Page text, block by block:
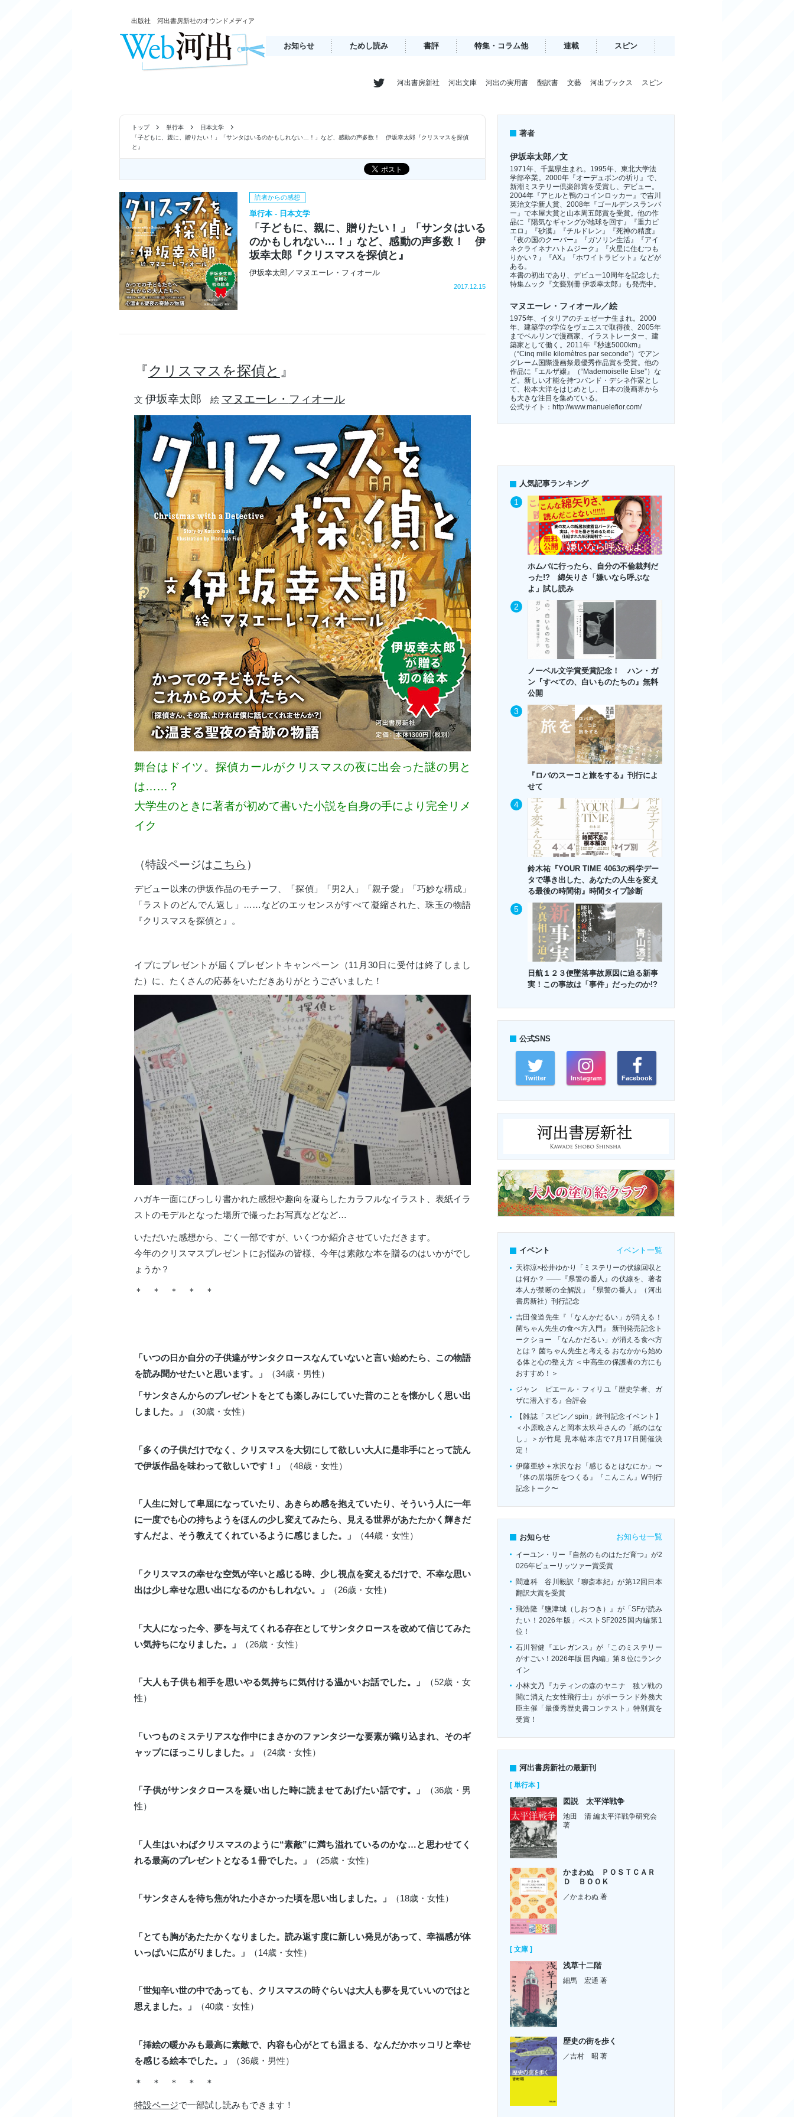
出版社 河出書房新社のオウンドメディア
お知らせ ためし読み 書評 特集・コラム他 連載 スピン
河出書房新社 河出文庫 河出の実用書 翻訳書 文藝 河出ブックス スピン
トップ 単行本
日本文学
「子どもに、親に、贈りたい！」「サンタはいるのかもしれない…！」など、感動の声多数！ 伊坂幸太郎『クリスマスを探偵
と』
読者からの感想
単行本 - 日本文学
「子どもに、親に、贈りたい！」「サンタはいる
のかもしれない…！」など、感動の声多数！ 伊
坂幸太郎『クリスマスを探偵と』
伊坂幸太郎／マヌエーレ・フィオール
2017.12.15
『クリスマス を探偵と 』
文 伊坂幸太郎 絵 マヌエーレ ・ フィオール
舞台はドイツ 。 探偵カールがクリスマスの夜に出会った謎の男と
は……？
大学生のときに著者が初めて書いた小説を自身の手により完全リメ
イク
（特設ページはこちら ）
デビュー以来の伊坂作品のモチーフ、「探偵」「男2人」「親子愛」「巧妙な構成」
「ラストのどんでん返し」……などのエッセンスがすべて凝縮された、珠玉の物語
『クリスマスを探偵と』。
イブにプレゼントが届くプレゼントキャンペーン（11月30日に受付は終了しまし
た）に、たくさんの応募をいただきありがとうございました！
ハガキ一面にびっしり書かれた感想や趣向を凝らしたカラフルなイラスト、表紙イラ
ストのモデルとなった場所で撮ったお写真などなど…
いただいた感想から、ごく一部ですが、いくつか紹介させていただきます。
今年のクリスマスプレゼントにお悩みの皆様、今年は素敵な本を贈るのはいかがでし
ょうか？
＊ ＊ ＊ ＊ ＊
「いつの日か自分の子供達がサンタクロースなんていないと言い始めたら、この物語
を読み聞かせたいと思います。」
（34歳・男性）
「サンタさんからのプレゼントをとても楽しみにしていた昔のことを懐かしく思い出
しました。」
（30歳・女性）
「多くの子供だけでなく、クリスマスを大切にして欲しい大人に是非手にとって読ん
で伊坂作品を味わって欲しいです！」
（48歳・女性）
「人生に対して卑屈になっていたり、あきらめ感を抱えていたり、そういう人に一年
に一度でも心の持ちようをほんの少し変えてみたら、見える世界があたたかく輝きだ
すんだよ、そう教えてくれているように感じました。」
（44歳・女性）
「クリスマスの幸せな空気が辛いと感じる時、少し視点を変えるだけで、不幸な思い
出は少し幸せな思い出になるのかもしれない。」
（26歳・女性）
「大人になった今、夢を与えてくれる存在としてサンタクロースを改めて信じてみた
い気持ちになりました。」
（26歳・女性）
「大人も子供も相手を思いやる気持ちに気付ける温かいお話でした。」
（52歳・女
性）
「いつものミステリアスな作中にまさかのファンタジーな要素が織り込まれ、そのギ
ャップにほっこりしました。」
（24歳・女性）
「子供がサンタクロースを疑い出した時に読ませてあげたい話です。」
（36歳・男
性）
「人生はいわばクリスマスのように“素敵”に満ち溢れているのかな…と思わせてく
れる最高のプレゼントとなる１冊でした。」
（25歳・女性）
「サンタさんを待ち焦がれた小さかった頃を思い出しました。」 （18歳・女性）
「とても胸があたたかくなりました。読み返す度に新しい発見があって、幸福感が体
いっぱいに広がりました。」
（14歳・女性）
「世知辛い世の中であっても、クリスマスの時ぐらいは大人も夢を見ていいのではと
思えました。」
（40歳・女性）
「挿絵の暖かみも最高に素敵で、内容も心がとても温まる、なんだかホッコリと幸せ
を感じる絵本でした。」
（36歳・男性）
＊ ＊ ＊ ＊ ＊
特設ページで一部試し読みもできます！
著者
伊坂幸太郎／文
1971年、千葉県生まれ。1995年、東北大学法
学部卒業。2000年『オーデュボンの祈り』で、
新潮ミステリー倶楽部賞を受賞し、デビュー。
2004年『アヒルと鴨のコインロッカー』で吉川
英治文学新人賞、2008年『ゴールデンスランバ
ー』で本屋大賞と山本周五郎賞を受賞。他の作
品に『陽気なギャングが地球を回す』『重力ピ
エロ』『砂漠』『チルドレン』『死神の精度』
『夜の国のクーパー』『ガソリン生活』『アイ
ネクライネナハトムジーク』『火星に住むつも
りかい？』『AX』『ホワイトラビット』などが
ある。
本書の初出であり、デビュー10周年を記念した
特集ムック『文藝別冊 伊坂幸太郎 』も発売中。
マヌエーレ・フィオール／絵
1975年、イタリアのチェゼーナ生まれ。2000
年、建築学の学位をヴェニスで取得後、2005年
までベルリンで漫画家、イラストレーター、建
築家として働く。2011年『秒速5000km』
（“Cinq mille kilomètres par seconde”）でアン
グレーム国際漫画祭最優秀作品賞を受賞。他の
作品に『エルザ嬢』（“Mademoiselle Else”）な
ど。新しい才能を持つバンド・デシネ作家とし
て、松本大洋をはじめとし、日本の漫画界から
も大きな注目を集めている。
公式サイト： http://www.manuelefior.com/
人気記事ランキング
ホムパに行ったら、自分の不倫裁判だ
った!? 綿矢りさ「嫌いなら呼ぶな
よ」試し読み
ノーベル文学賞受賞記念！ ハン・ガ
ン『すべての、白いものたちの』無料
公開
『ロバのスーコと旅をする』刊行によ
せて
鈴木祐『YOUR TIME 4063の科学デー
タで導き出した、あなたの人生を変え
る最後の時間術』時間タイプ診断
日航１２３便墜落事故原因に迫る新事
実！この事故は「事件」だったのか!?
公式SNS
Twitter Instagram Facebook
イベント イベント一覧
天祢涼×松井ゆかり「ミステリーの伏線回収と
は何か？ ――『県警の番人』の伏線を、著者
本人が禁断の全解説」『県警の番人』（河出
書房新社）刊行記念
吉田俊道先生『「なんかだるい」が消える！
菌ちゃん先生の食べ方入門』 新刊発売記念ト
ークショー 「なんかだるい」が消える食べ方
とは？ 菌ちゃん先生と考える おなかから始め
る体と心の整え方 ＜中高生の保護者の方にも
おすすめ！＞
ジャン゠ピエール・フィリユ『歴史学者、ガ
ザに潜入する』合評会
【雑誌「スピン／spin」終刊記念イベント】
＜小原晩さんと岡本太玖斗さんの「紙のはな
し」＞が竹尾 見本帖本店で7月17日開催決
定！
伊藤亜紗＋水沢なお「感じるとはなにか」〜
『体の居場所をつくる』『こんこん』W刊行
記念トーク〜
お知らせ お知らせ一覧
イーユン・リー『自然のものはただ育つ』が2
026年ピューリッツァー賞受賞
閻連科 谷川毅訳『聊斎本紀』が第12回日本
翻訳大賞を受賞
飛浩隆『鹽津城（しおつき）』が「SFが読み
たい！2026年版」ベストSF2025国内編第1
位！
石川智健『エレガンス』が「このミステリー
がすごい！2026年版 国内編」第８位にランク
イン
小林文乃『カティンの森のヤニナ 独ソ戦の
闇に消えた女性飛行士』がポーランド外務大
臣主催「最優秀歴史書コンテスト」特別賞を
受賞！
河出書房新社の最新刊
[ 単行本 ]
図説 太平洋戦争
池田 清 編太平洋戦争研究会
著
かまわぬ ＰＯＳＴＣＡＲ
Ｄ ＢＯＯＫ
／かまわぬ 著
[ 文庫 ]
浅草十二階
細馬 宏通 著
歴史の街を歩く
／吉村 昭 著